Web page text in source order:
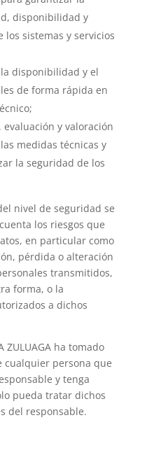
disponibilidad y
sistemas y servicios
disponibilidad y el
de forma rápida en
y valoración
medidas técnicas y
la seguridad de los
nivel de seguridad se
los riesgos que
en particular como
pérdida o alteración
transmitidos,
forma, o la
a dichos
ZULUAGA ha tomado
cualquier persona que
y tenga
pueda tratar dichos
del responsable.